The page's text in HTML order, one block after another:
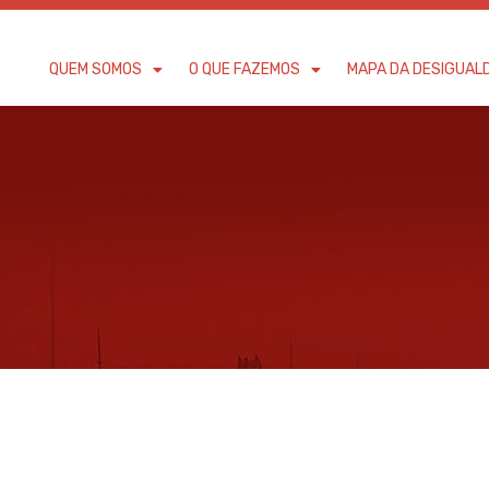
QUEM SOMOS O QUE FAZEMOS MAPA DA